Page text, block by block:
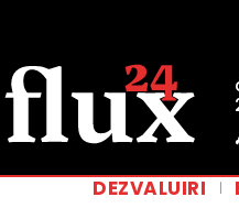
DEZVALUIRI